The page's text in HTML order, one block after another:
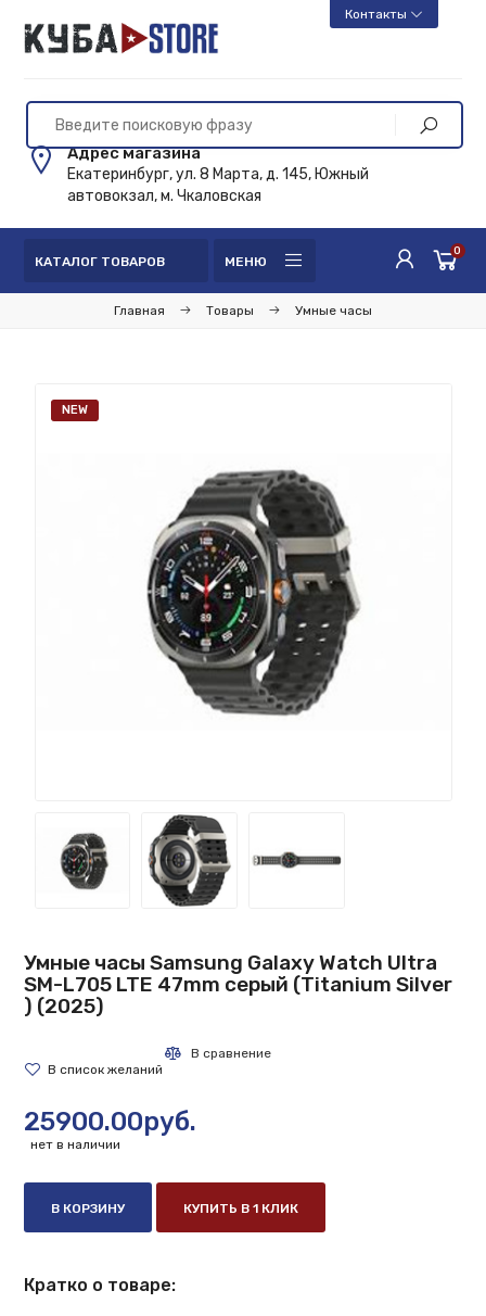
Контакты
Адрес магазина
Екатеринбург, ул. 8 Марта, д. 145, Южный
автовокзал, м. Чкаловская
КАТАЛОГ ТОВАРОВ МЕНЮ
0
Главная Товары Умные часы
NEW
Умные часы Samsung Galaxy Watch Ultra
SM-L705 LTE 47mm серый (Titanium Silver
) (2025)
25900.00руб.
нет в наличии
В КОРЗИНУ КУПИТЬ В 1 КЛИК
Кратко о товаре: